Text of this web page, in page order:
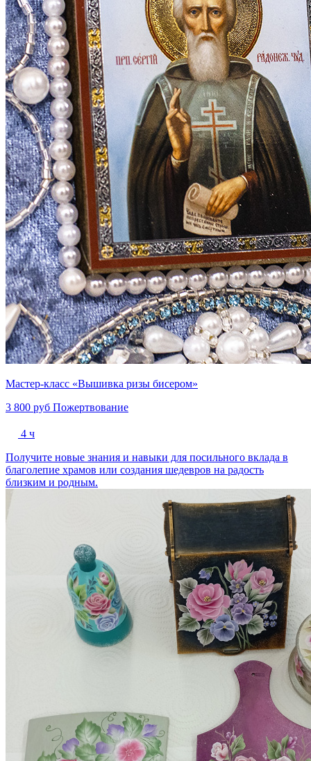
Мастер-класс «Вышивка ризы бисером»
3 800 руб Пожертвование
4 ч
Получите новые знания и навыки для посильного вклада в
благолепие храмов или создания шедевров на радость
близким и родным.